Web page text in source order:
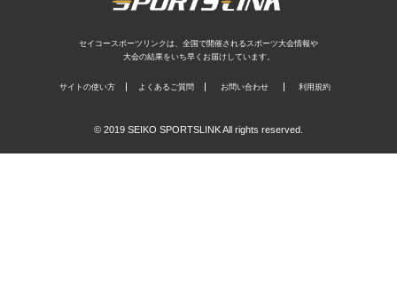
セイコースポーツリンクは、全国で開催されるスポーツ大会情報や
大会の結果をいち早くお届けしています。
サイトの使い方 よくあるご質問 お問い合わせ 利用規約
© 2019 SEIKO SPORTSLINK All rights reserved.